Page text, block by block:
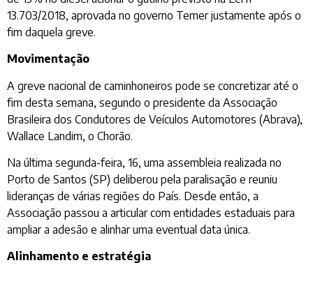
13.703/2018, aprovada no governo Temer justamente após o
fim daquela greve.
Movimentação
A greve nacional de caminhoneiros pode se concretizar até o
fim desta semana, segundo o presidente da Associação
Brasileira dos Condutores de Veículos Automotores (Abrava),
Wallace Landim, o Chorão.
Na última segunda-feira, 16, uma assembleia realizada no
Porto de Santos (SP) deliberou pela paralisação e reuniu
lideranças de várias regiões do País. Desde então, a
Associação passou a articular com entidades estaduais para
ampliar a adesão e alinhar uma eventual data única.
Alinhamento e estratégia